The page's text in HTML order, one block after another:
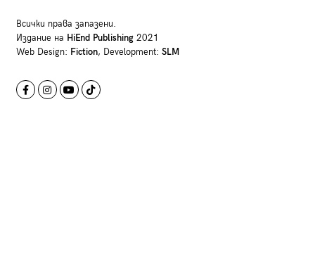
Всички права запазени.
Издание на HiEnd Publishing2021
Web Design: Fiction, Development: SLM